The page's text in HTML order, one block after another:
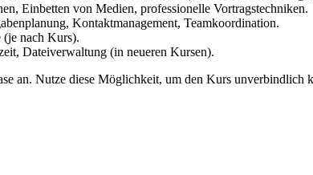
Einbetten von Medien, professionelle Vortragstechniken.
Kontaktmanagement, Teamkoordination.
nach Kurs).
Dateiverwaltung (in neueren Kursen).
an. Nutze diese Möglichkeit, um den Kurs